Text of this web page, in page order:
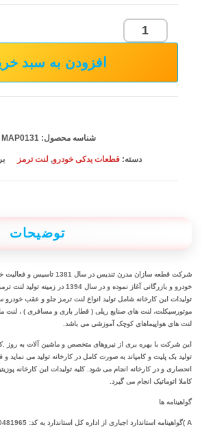
لنت
افزودن به سبد
شناسه محصول: MAP0131
دسته: قطعات یدکی خودرو, لنت ترمز
توضیحات
شرکت قطعه سازان مدرن تندیس در
خودرو و بازرگانی آغاز نموده و در سال 1394 در زمینه تولید لنت ترمز فعالیت نموده است.
تولیدات این کارخانه شامل تولید انواع لنت ترمز جلو و عقب
موتورسیکلت، لنت های صنایع ریلی ( قطار باری و مسافری ) ، لنت
لنت های هواپیماهای کوچک آموزشی می باشد.
این شرکت با بهره بری از نیروهای متخصص و ماشین آلات به روز
تولید بک پلیت و کامپاند به صورت کامل در کارخانه تولید می
انحصاری و در کارخانه انجام می شود. کلیه تولیدات این کارخانه
کاملا اتوماتیک انجام می گیرد.
گواهینامه ها
A )گواهینامه استاندارد اجباری از اداره کل استاندارد به کد: 7670481965